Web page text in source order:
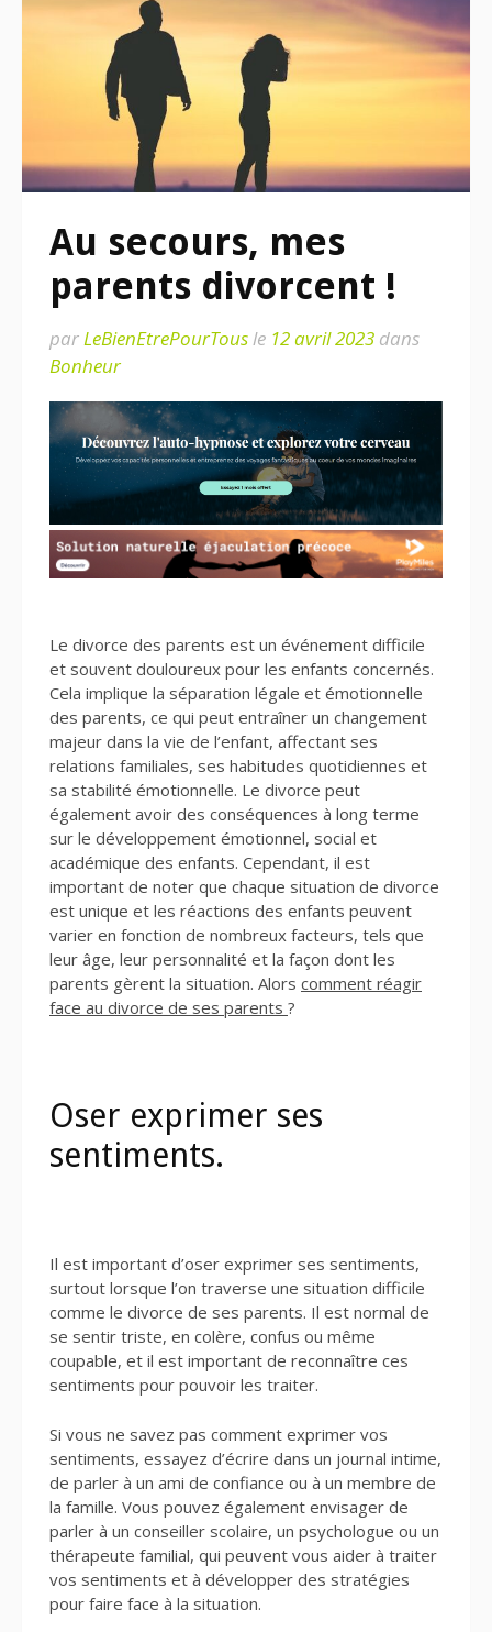
Au secours, mes
parents divorcent !
parLeBienEtrePourTousle 12 avril 2023 dans
Bonheur
Le divorce des parents est un événement difficile
et souvent douloureux pour les enfants concernés.
Cela implique la séparation légale et émotionnelle
des parents, ce qui peut entraîner un changement
majeur dans la vie de l’enfant, affectant ses
relations familiales, ses habitudes quotidiennes et
sa stabilité émotionnelle. Le divorce peut
également avoir des conséquences à long terme
sur le développement émotionnel, social et
académique des enfants. Cependant, il est
important de noter que chaque situation de divorce
est unique et les réactions des enfants peuvent
varier en fonction de nombreux facteurs, tels que
leur âge, leur personnalité et la façon dont les
parents gèrent la situation. Alors comment réagir
face au divorce de ses parents ?
Oser exprimer ses
sentiments.
Il est important d’oser exprimer ses sentiments,
surtout lorsque l’on traverse une situation difficile
comme le divorce de ses parents. Il est normal de
se sentir triste, en colère, confus ou même
coupable, et il est important de reconnaître ces
sentiments pour pouvoir les traiter.
Si vous ne savez pas comment exprimer vos
sentiments, essayez d’écrire dans un journal intime,
de parler à un ami de confiance ou à un membre de
la famille. Vous pouvez également envisager de
parler à un conseiller scolaire, un psychologue ou un
thérapeute familial, qui peuvent vous aider à traiter
vos sentiments et à développer des stratégies
pour faire face à la situation.